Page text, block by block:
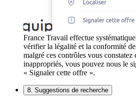
France Travail effectue
vérifier la légalité et la conformité
malgré ces contrôles vous constatez
inappropriés, vous pouvez nous le
« Signaler cette offre ».
8. Suggestions de recherche